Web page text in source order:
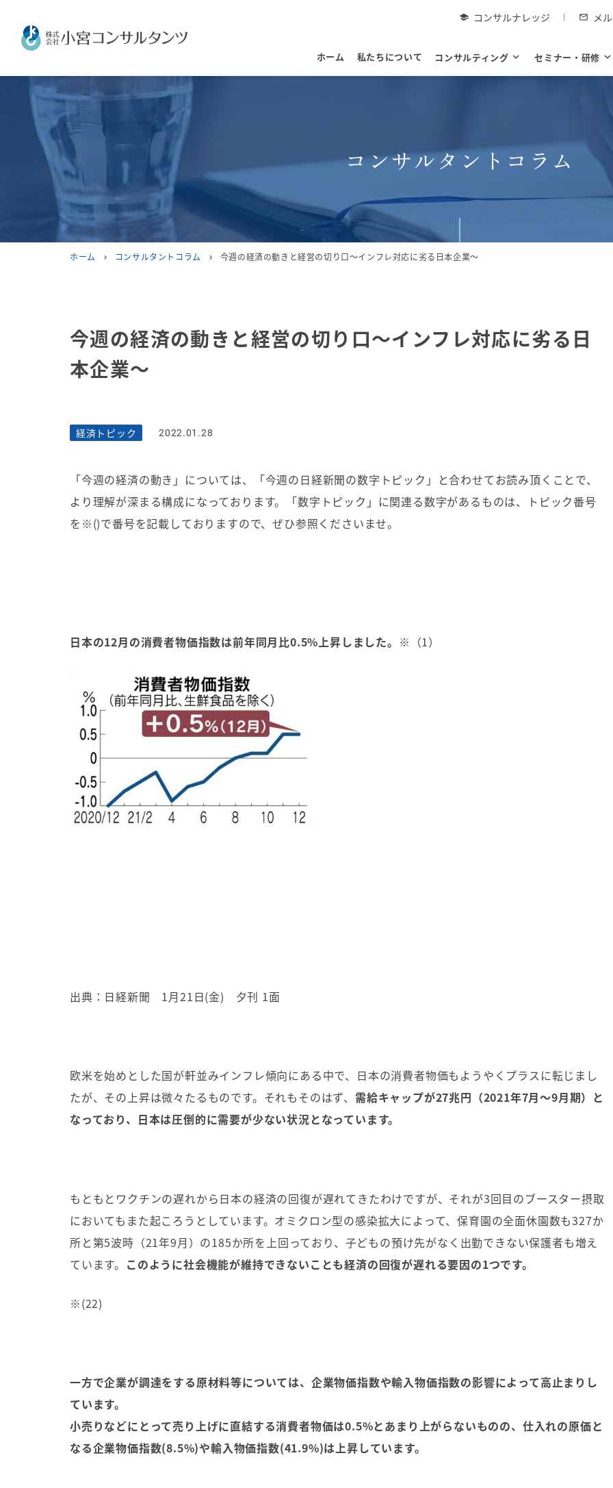
school コンサルナレッジ mail_outline メ
ホーム 私たちについて コンサルティング expand_more セミナー・研修 expand_more
コンサルタントコラム
ホーム chevron_right コンサルタントコラム chevron_right 今週の経済の動きと経営の切り口～インフレ対応に劣る日本企業～
今週の経済の動きと経営の切り口～インフレ対応に劣る日
本企業～
経済トピック 2022.01.28
「今週の経済の動き」については、「今週の日経新聞の数字トピック」と合わせてお読み頂くことで、
より理解が深まる構成になっております。「数字トピック」に関連る数字があるものは、トピック番号
を ※()で番号を記載しておりますので、ぜひ参照くださいませ。
日本の12月の消費者物価指数は前年同月比0.5%上昇しました。 ※（1）
出典：日経新聞 1月21日(金) 夕刊 1面
欧米を始めとした国が軒並みインフレ傾向にある中で、日本の消費者物価もようやくプラスに転じまし
たが、その上昇は微々たるものです。それもそのはず、 需給キャップが27兆円（2021年7月～9月期）と
なっており、日本は圧倒的に需要が少ない状況となっています。
もともとワクチンの遅れから日本の経済の回復が遅れてきたわけですが、それが3回目のブースター摂取
においてもまた起ころうとしています。オミクロン型の感染拡大によって、保育園の全面休園数も327か
所と第5波時（21年9月）の185か所を上回っており、子どもの預け先がなく出勤できない保護者も増え
ています。 このように社会機能が維持できないことも経済の回復が遅れる要因の1つです。
※(22)
一方で企業が調達をする原材料等については、企業物価指数や輸入物価指数の影響によって高止まりし
ています。
小売りなどにとって売り上げに直結する消費者物価は0.5%とあまり上がらないものの、仕入れの原価と
なる企業物価指数(8.5%)や輸入物価指数(41.9%)は上昇しています。